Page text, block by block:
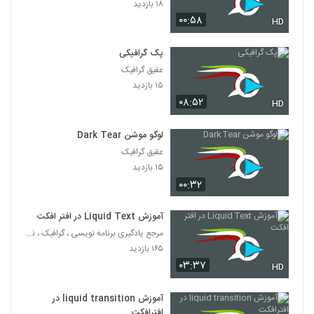
029035 - مبانی گرافیک (سری دوم)
029036 - مبانی گرافیک (سری دوم)
۲۶۲ بازدید
029037 - مبانی گرافیک (سری دوم)
38
029038 - مبانی گرافیک (سری دوم)
029039 - مبانی گرافیک (سری دوم)
۲۶۹ بازدید
۰۰:۵۸ HD
۱۸ بازدید
۰۸:۵۲ HD
پک گرافیکی
عقیق گرافیک
۱۵ بازدید
۰۰:۳۲
لوگو موشن Dark Tear
عقیق گرافیک
۱۵ بازدید
۰۳:۳۷ HD
آموزش Liquid Text در افتر افکت
مرجع یادگیری برنامه نویسی ، گرافیک ، نرم افزار های
۱۶۵ بازدید
آموزش liquid transition در